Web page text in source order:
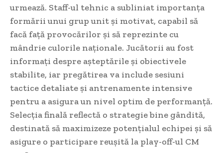
urmează. Staff-ul tehnic a subliniat importanța
formării unui grup unit și motivat, capabil să
facă față provocărilor și să reprezinte cu
mândrie culorile naționale. Jucătorii au fost
informați despre așteptările și obiectivele
stabilite, iar pregătirea va include sesiuni
tactice detaliate și antrenamente intensive
pentru a asigura un nivel optim de performanță.
Selecția finală reflectă o strategie bine gândită,
destinată să maximizeze potențialul echipei și să
asigure o participare reușită la play-off-ul CM